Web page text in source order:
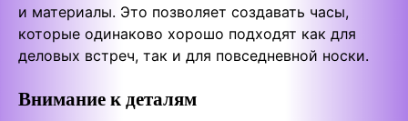
и материалы. Это позволяет создавать часы,
которые одинаково хорошо подходят как для
деловых встреч, так и для повседневной носки.
Внимание к деталям